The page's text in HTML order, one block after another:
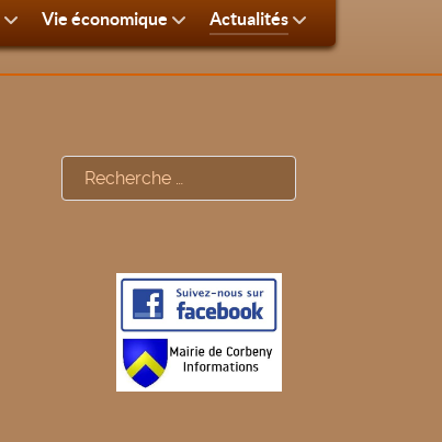
Vie économique Actualités
Rechercher